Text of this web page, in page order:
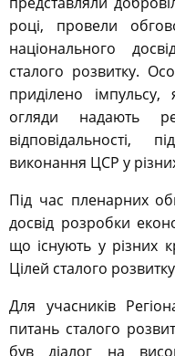
році, провели
національного
сталого розвитку.
приділено імпульсу,
огляди надають
відповідальності,
виконання ЦСР у
Під час пленарних
досвід розробки
що існують у різних
Цілей сталого
Для учасників
питань сталого
був діалог на